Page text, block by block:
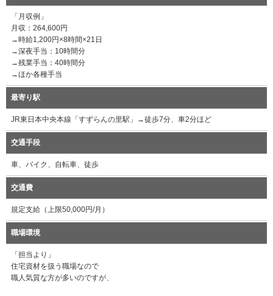
「月収例」
月収：264,600円
→時給1,200円×8時間×21日
→深夜手当：10時間分
→残業手当：40時間分
→ほか各種手当
最寄り駅
JR東日本中央本線「すずらんの里駅」→徒歩7分、車2分ほど
交通手段
車、バイク、自転車、徒歩
交通費
規定支給（上限50,000円/月）
職場環境
「担当より」
住宅資材を扱う職場なので
職人気質な方が多いのですが、